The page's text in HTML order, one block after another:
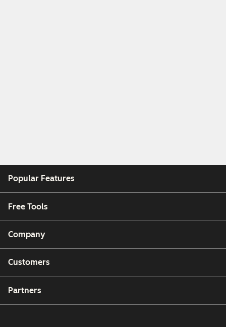
Popular Features
Free Tools
Company
Customers
Partners